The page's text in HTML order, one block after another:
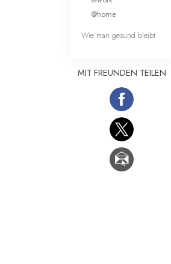
@home
Wie man gesund bleibt
MIT FREUNDEN TEILEN